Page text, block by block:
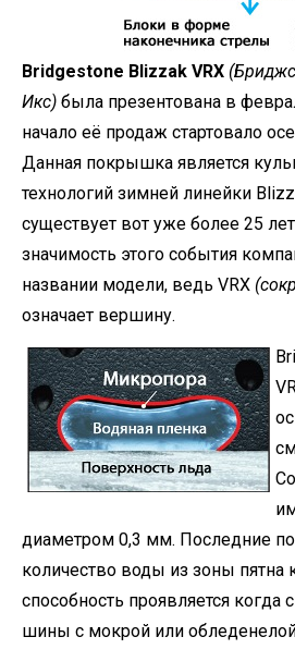
Bridgestone Blizzak VRX
Икс) была презентована в
начало её продаж стартовало
Данная покрышка является
технологий зимней линейки
существует вот уже более 25
значимость этого события
названии модели, ведь VRX
означает вершину.
диаметром 0,3 мм. Последние
количество воды из зоны пятна
способность проявляется когда
шины с мокрой или